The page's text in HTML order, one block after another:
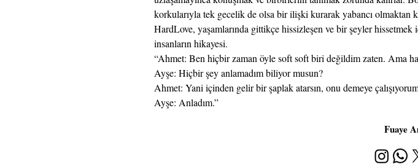
korkularıyla tek gecelik de olsa bir ilişki kurarak yabancı olmaktan
HardLove, yaşamlarında gittikçe hissizleşen ve bir şeyler hissetmek
insanların hikayesi.
“Ahmet: Ben hiçbir zaman öyle soft soft biri değildim zaten. Ama
Ayşe: Hiçbir şey anlamadım biliyor musun?
Ahmet: Yani içinden gelir bir şaplak atarsın, onu demeye
Ayşe: Anladım.”
Fuaye